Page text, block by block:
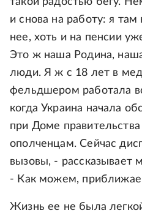
и снова на работу: я
нее, хоть и на пенсии
Это ж наша Родина,
люди. Я ж с 18 лет в
фельдшером работала
когда Украина начала
при Доме
ополченцам. Сейчас
вызовы, - рассказывает
- Как можем,
Жизнь ее не была